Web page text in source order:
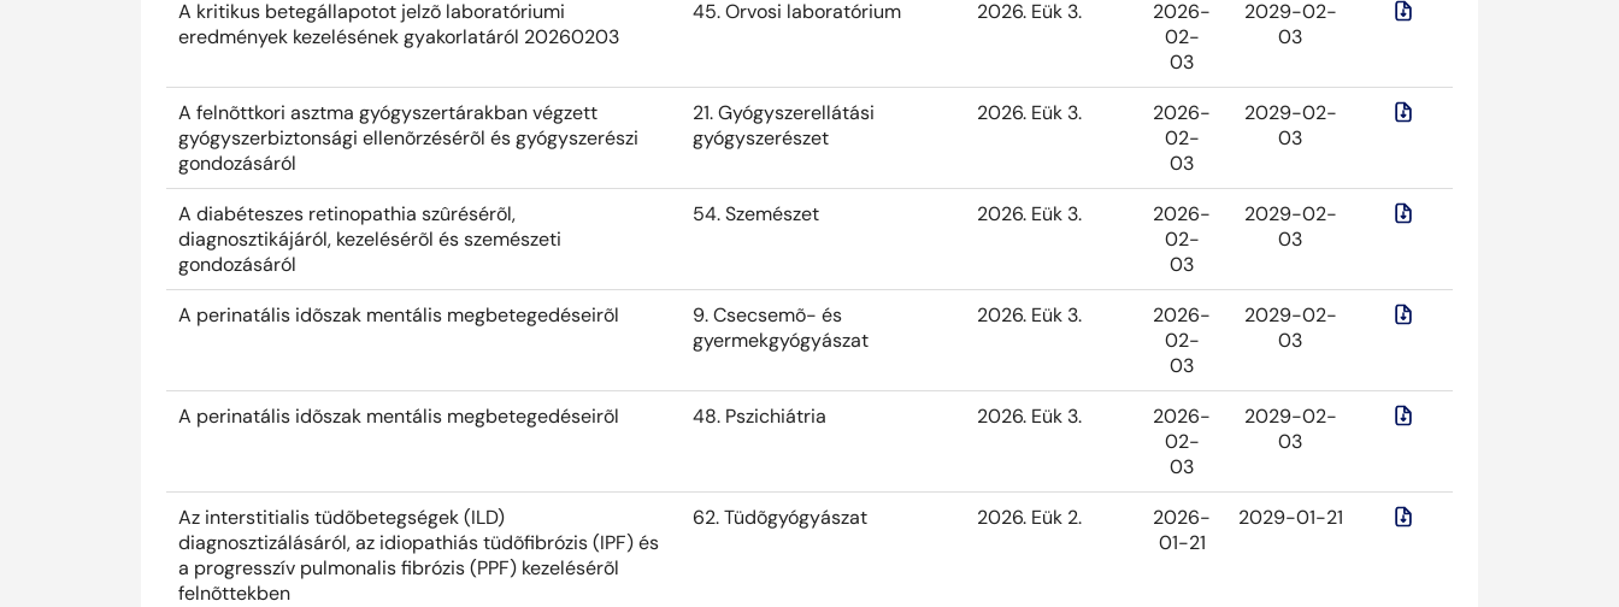
A kritikus betegállapotot jelzõ laboratóriumi
eredmények kezelésének gyakorlatáról 20260203
45. Orvosi laboratórium 2026. Eük 3.
2026-
02-
03
2029-02-
03
A felnõttkori asztma gyógyszertárakban végzett
gyógyszerbiztonsági ellenõrzésérõl és gyógyszerészi
gondozásáról
21. Gyógyszerellátási
gyógyszerészet
2026. Eük 3.
2026-
02-
03
2029-02-
03
A diabéteszes retinopathia szûrésérõl,
diagnosztikájáról, kezelésérõl és szemészeti
gondozásáról
54. Szemészet 2026. Eük 3.
2026-
02-
03
2029-02-
03
A perinatális idõszak mentális megbetegedéseirõl
9. Csecsemõ- és
gyermekgyógyászat
2026. Eük 3.
2026-
02-
03
2029-02-
03
A perinatális idõszak mentális megbetegedéseirõl 48. Pszichiátria 2026. Eük 3.
2026-
02-
03
2029-02-
03
Az interstitialis tüdõbetegségek (ILD)
diagnosztizálásáról, az idiopathiás tüdõfibrózis (IPF) és
a progresszív pulmonalis fibrózis (PPF) kezelésérõl
felnõttekben
62. Tüdõgyógyászat 2026. Eük 2.
2026-
01-21
2029-01-21